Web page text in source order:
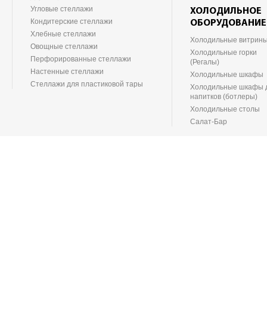
Угловые стеллажи
Кондитерские стеллажи
Хлебные стеллажи
Овощные стеллажи
Перфорированные стеллажи
Настенные стеллажи
Стеллажи для пластиковой тары
ХОЛОДИЛЬНОЕ
ОБОРУДОВАНИЕ
Холодильные
Холодильные горки
(Регалы)
Холодильные шкафы
Холодильные шкафы
напитков (ботлеры)
Холодильные столы
Салат-Бар